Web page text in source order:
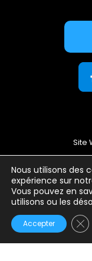
Nous utilisons des
expérience sur
Vous pouvez en
utilisons ou les
Accepter
Site